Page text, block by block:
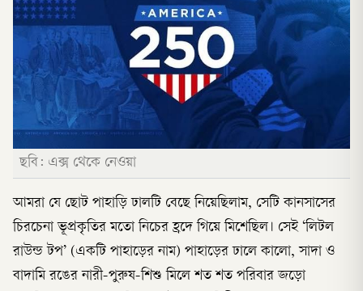
ছবি: এক্স থেকে নেওয়া
আমরা যে ছোট পাহাড়ি ঢালটি বেছে নিয়েছিলাম, সেটি কানসাসের
চিরচেনা ভূপ্রকৃতির মতো নিচের হ্রদে গিয়ে মিশেছিল। সেই ‘লিটল
রাউন্ড টপ’ (একটি পাহাড়ের নাম) পাহাড়ের ঢালে কালো, সাদা ও
বাদামি রঙের নারী-পুরুষ-শিশু মিলে শত শত পরিবার জড়ো